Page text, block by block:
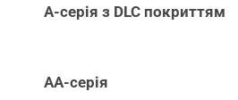
А-серія з DLC покриттям
АА-серія